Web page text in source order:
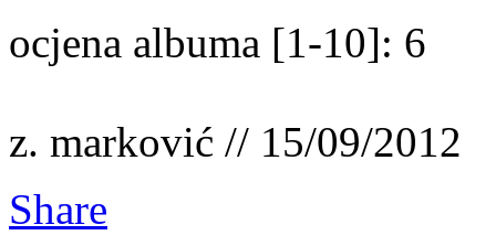
ocjena albuma [1-10]: 6
z. marković // 15/09/2012
Share